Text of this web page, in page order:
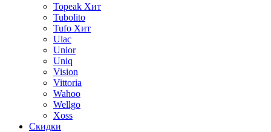
Topeak Хит
Tubolito
Tufo Хит
Ulac
Unior
Uniq
Vision
Vittoria
Wahoo
Wellgo
Xoss
Скидки